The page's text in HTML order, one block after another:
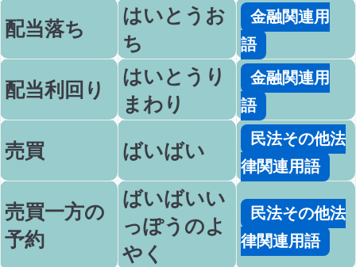
配当落ち
はいとうお
ち
金融関連用
語
配当利回り
はいとうり
まわり
金融関連用
語
売買 ばいばい
民法その他法
律関連用語
売買一方の
予約
ばいばいい
っぽうのよ
やく
民法その他法
律関連用語